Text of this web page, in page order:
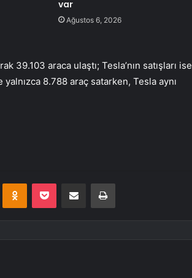
var
Ağustos 6, 2026
39.103 araca ulaştı; Tesla’nın satışları ise
8.788 araç satarken, Tesla aynı
Odnoklassniki
Pocket E-Posta ile paylaş Yazdır